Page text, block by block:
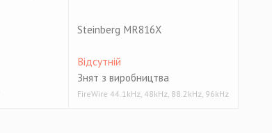
Steinberg MR816X
Відсутній
Знят з виробництва
FireWire 44.1kHz, 48kHz, 88.2kHz, 96kHz